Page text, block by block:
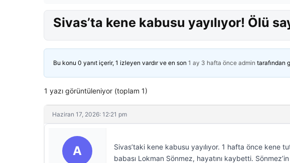
Sivas’ta kene kabusu yayılıyor! Ölü
Bu konu 0 yanıt içerir, 1 izleyen vardır ve en son 1 ay 3 hafta önce admin tarafından
1 yazı görüntüleniyor (toplam 1)
Haziran 17, 2026: 12:21 pm
A
Sivas’taki kene kabusu yayılıyor. 1 hafta önce kene
babası Lokman Sönmez, hayatını kaybetti.